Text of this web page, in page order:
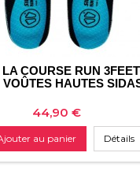
COURSE RUN
VOÛTES HAUTES
Prix
44,90 €
au panier Détails